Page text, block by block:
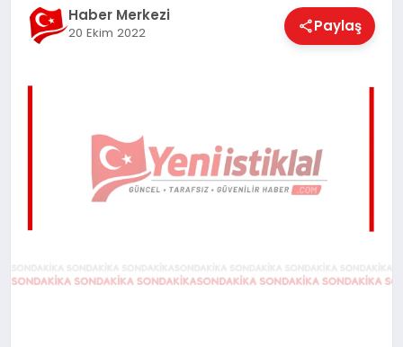
EKONOMI
Haber Merkezi
20 Ekim 2022 Paylaş